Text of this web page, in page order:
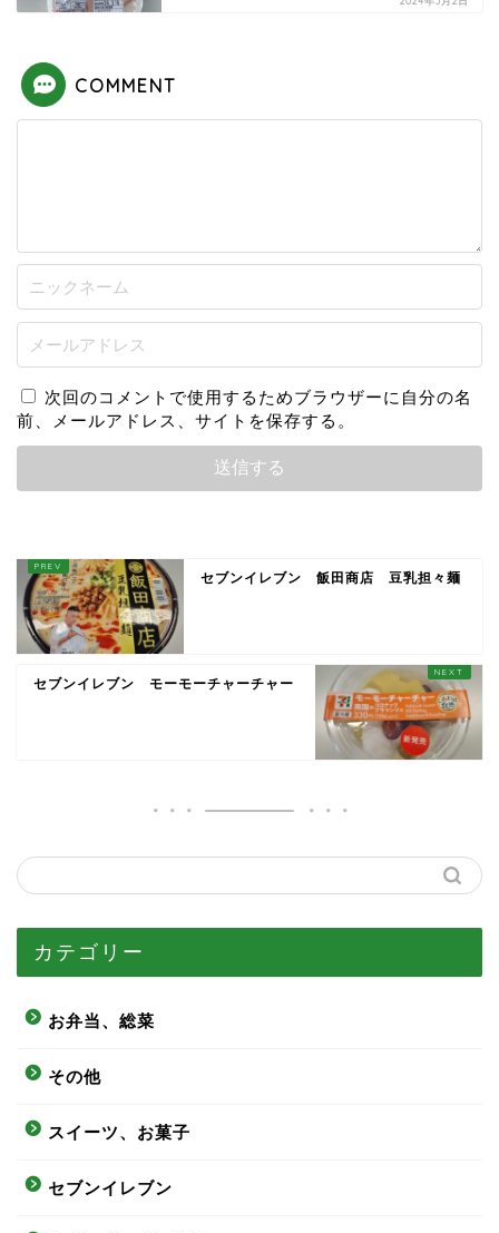
COMMENT
次回のコメントで使用するためブラウザーに自分の名
前、メールアドレス、サイトを保存する。
セブンイレブン 飯田商店 豆乳担々麺
セブンイレブン モーモーチャーチャー
カテゴリー
お弁当、総菜
その他
スイーツ、お菓子
セブンイレブン